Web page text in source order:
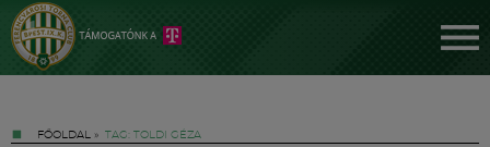
FŐOLDAL » TAG: TOLDI GÉZA